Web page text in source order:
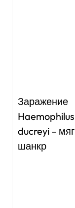
Заражение
Haemophilus
ducreyi –
шанкр